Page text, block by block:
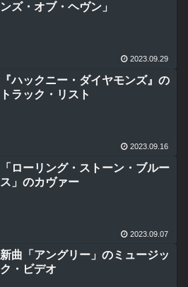
ンズ・オブ・ヘヴン」
2023.09.29
『ハックニー・ダイヤモンズ』の
トラック・リスト
2023.09.16
「ローリング・ストーン・ブルー
ス」のカヴァー
2023.09.07
新曲「アングリー」のミュージッ
ク・ビデオ